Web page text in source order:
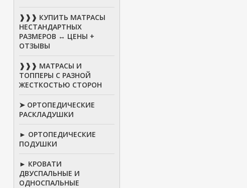
❱❱❱ КУПИТЬ МАТРАСЫ
НЕСТАНДАРТНЫХ
РАЗМЕРОВ ↔ ЦЕНЫ +
ОТЗЫВЫ
❱❱❱ МАТРАСЫ И
ТОППЕРЫ С РАЗНОЙ
ЖЕСТКОСТЬЮ СТОРОН
➤ ОРТОПЕДИЧЕСКИЕ
РАСКЛАДУШКИ
► ОРТОПЕДИЧЕСКИЕ
ПОДУШКИ
► КРОВАТИ
ДВУСПАЛЬНЫЕ И
ОДНОСПАЛЬНЫЕ